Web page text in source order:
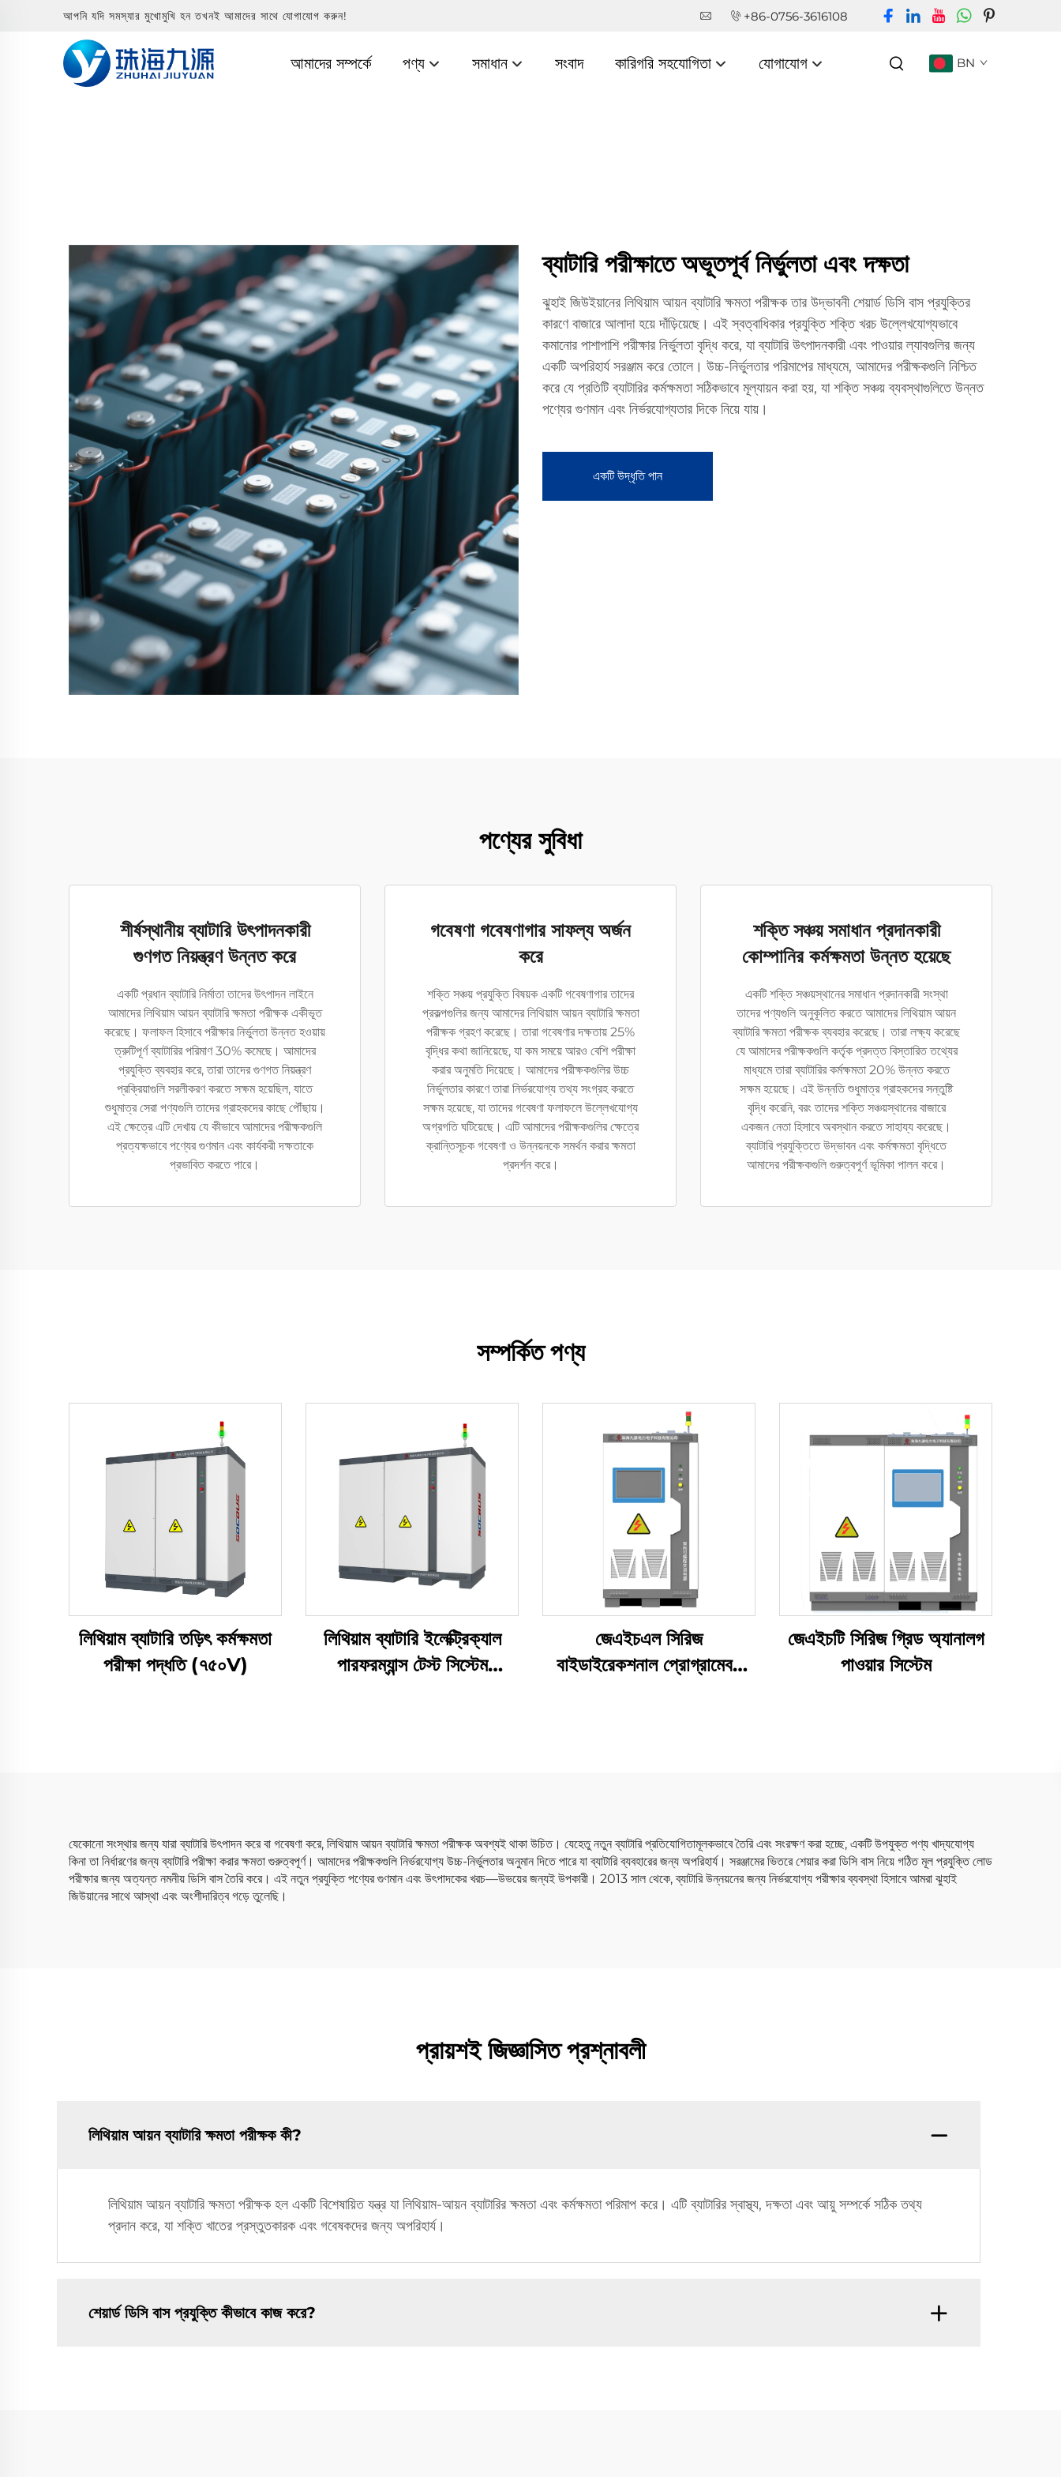
আপনি যদি সমস্যার মুখোমুখি হন তখনই আমাদের সাথে যোগাযোগ করুন! +86-0756-3616108
আমাদের সম্পর্কে পণ্য সমাধান সংবাদ কারিগরি সহযোগিতা যোগাযোগ BN
ব্যাটারি পরীক্ষাতে অভূতপূর্ব নির্ভুলতা এবং দক্ষতা
ঝুহাই জিউইয়ানের লিথিয়াম আয়ন ব্যাটারি ক্ষমতা পরীক্ষক তার উদ্ভাবনী শেয়ার্ড ডিসি বাস প্রযুক্তির
কারণে বাজারে আলাদা হয়ে দাঁড়িয়েছে। এই স্বত্বাধিকার প্রযুক্তি শক্তি খরচ উল্লেখযোগ্যভাবে
কমানোর পাশাপাশি পরীক্ষার নির্ভুলতা বৃদ্ধি করে, যা ব্যাটারি উৎপাদনকারী এবং পাওয়ার ল্যাবগুলির জন্য
একটি অপরিহার্য সরঞ্জাম করে তোলে। উচ্চ-নির্ভুলতার পরিমাপের মাধ্যমে, আমাদের পরীক্ষকগুলি নিশ্চিত
করে যে প্রতিটি ব্যাটারির কর্মক্ষমতা সঠিকভাবে মূল্যায়ন করা হয়, যা শক্তি সঞ্চয় ব্যবস্থাগুলিতে উন্নত
পণ্যের গুণমান এবং নির্ভরযোগ্যতার দিকে নিয়ে যায়।
একটি উদ্ধৃতি পান
পণ্যের সুবিধা
শীর্ষস্থানীয় ব্যাটারি উৎপাদনকারী
গুণগত নিয়ন্ত্রণ উন্নত করে
একটি প্রধান ব্যাটারি নির্মাতা তাদের উৎপাদন লাইনে
আমাদের লিথিয়াম আয়ন ব্যাটারি ক্ষমতা পরীক্ষক একীভূত
করেছে। ফলাফল হিসাবে পরীক্ষার নির্ভুলতা উন্নত হওয়ায়
ত্রুটিপূর্ণ ব্যাটারির পরিমাণ 30% কমেছে। আমাদের
প্রযুক্তি ব্যবহার করে, তারা তাদের গুণগত নিয়ন্ত্রণ
প্রক্রিয়াগুলি সরলীকরণ করতে সক্ষম হয়েছিল, যাতে
শুধুমাত্র সেরা পণ্যগুলি তাদের গ্রাহকদের কাছে পৌঁছায়।
এই ক্ষেত্রে এটি দেখায় যে কীভাবে আমাদের পরীক্ষকগুলি
প্রত্যক্ষভাবে পণ্যের গুণমান এবং কার্যকরী দক্ষতাকে
প্রভাবিত করতে পারে।
গবেষণা গবেষণাগার সাফল্য অর্জন
করে
শক্তি সঞ্চয় প্রযুক্তি বিষয়ক একটি গবেষণাগার তাদের
প্রকল্পগুলির জন্য আমাদের লিথিয়াম আয়ন ব্যাটারি ক্ষমতা
পরীক্ষক গ্রহণ করেছে। তারা গবেষণার দক্ষতায় 25%
বৃদ্ধির কথা জানিয়েছে, যা কম সময়ে আরও বেশি পরীক্ষা
করার অনুমতি দিয়েছে। আমাদের পরীক্ষকগুলির উচ্চ
নির্ভুলতার কারণে তারা নির্ভরযোগ্য তথ্য সংগ্রহ করতে
সক্ষম হয়েছে, যা তাদের গবেষণা ফলাফলে উল্লেখযোগ্য
অগ্রগতি ঘটিয়েছে। এটি আমাদের পরীক্ষকগুলির ক্ষেত্রে
ক্রান্তিসূচক গবেষণা ও উন্নয়নকে সমর্থন করার ক্ষমতা
প্রদর্শন করে।
শক্তি সঞ্চয় সমাধান প্রদানকারী
কোম্পানির কর্মক্ষমতা উন্নত হয়েছে
একটি শক্তি সঞ্চয়স্থানের সমাধান প্রদানকারী সংস্থা
তাদের পণ্যগুলি অনুকূলিত করতে আমাদের লিথিয়াম আয়ন
ব্যাটারি ক্ষমতা পরীক্ষক ব্যবহার করেছে। তারা লক্ষ্য করেছে
যে আমাদের পরীক্ষকগুলি কর্তৃক প্রদত্ত বিস্তারিত তথ্যের
মাধ্যমে তারা ব্যাটারির কর্মক্ষমতা 20% উন্নত করতে
সক্ষম হয়েছে। এই উন্নতি শুধুমাত্র গ্রাহকদের সন্তুষ্টি
বৃদ্ধি করেনি, বরং তাদের শক্তি সঞ্চয়স্থানের বাজারে
একজন নেতা হিসাবে অবস্থান করতে সাহায্য করেছে।
ব্যাটারি প্রযুক্তিতে উদ্ভাবন এবং কর্মক্ষমতা বৃদ্ধিতে
আমাদের পরীক্ষকগুলি গুরুত্বপূর্ণ ভূমিকা পালন করে।
সম্পর্কিত পণ্য
লিথিয়াম ব্যাটারি তড়িৎ কর্মক্ষমতা
পরীক্ষা পদ্ধতি (৭৫০V)
লিথিয়াম ব্যাটারি ইলেক্ট্রিক্যাল
পারফরম্যান্স টেস্ট সিস্টেম
জেএইচএল সিরিজ
বাইডাইরেকশনাল প্রোগ্রামেবল
জেএইচটি সিরিজ গ্রিড অ্যানালগ
পাওয়ার সিস্টেম
যেকোনো সংস্থার জন্য যারা ব্যাটারি উৎপাদন করে বা গবেষণা করে, লিথিয়াম আয়ন ব্যাটারি ক্ষমতা পরীক্ষক অবশ্যই থাকা উচিত। যেহেতু নতুন ব্যাটারি প্রতিযোগিতামূলকভাবে তৈরি এবং সংরক্ষণ করা হচ্ছে, একটি উপযুক্ত পণ্য খাদ্যযোগ্য
কিনা তা নির্ধারণের জন্য ব্যাটারি পরীক্ষা করার ক্ষমতা গুরুত্বপূর্ণ। আমাদের পরীক্ষকগুলি নির্ভরযোগ্য উচ্চ-নির্ভুলতার অনুমান দিতে পারে যা ব্যাটারি ব্যবহারের জন্য অপরিহার্য। সরঞ্জামের ভিতরে শেয়ার করা ডিসি বাস নিয়ে গঠিত মূল প্রযুক্তি লোড
পরীক্ষার জন্য অত্যন্ত নমনীয় ডিসি বাস তৈরি করে। এই নতুন প্রযুক্তি পণ্যের গুণমান এবং উৎপাদকের খরচ—উভয়ের জন্যই উপকারী। 2013 সাল থেকে, ব্যাটারি উন্নয়নের জন্য নির্ভরযোগ্য পরীক্ষার ব্যবস্থা হিসাবে আমরা ঝুহাই
জিউয়ানের সাথে আস্থা এবং অংশীদারিত্ব গড়ে তুলেছি।
প্রায়শই জিজ্ঞাসিত প্রশ্নাবলী
লিথিয়াম আয়ন ব্যাটারি ক্ষমতা পরীক্ষক কী?
লিথিয়াম আয়ন ব্যাটারি ক্ষমতা পরীক্ষক হল একটি বিশেষায়িত যন্ত্র যা লিথিয়াম-আয়ন ব্যাটারির ক্ষমতা এবং কর্মক্ষমতা পরিমাপ করে। এটি ব্যাটারির স্বাস্থ্য, দক্ষতা এবং আয়ু সম্পর্কে সঠিক তথ্য
প্রদান করে, যা শক্তি খাতের প্রস্তুতকারক এবং গবেষকদের জন্য অপরিহার্য।
শেয়ার্ড ডিসি বাস প্রযুক্তি কীভাবে কাজ করে?